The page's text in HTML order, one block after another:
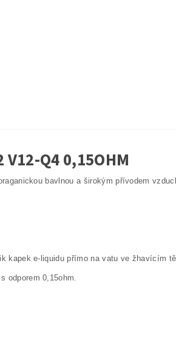
V12-Q4 0,15OHM
bavlnou a širokým přívodem
kapek e-liquidu přímo na vatu ve žhavícím
odporem 0,15ohm.